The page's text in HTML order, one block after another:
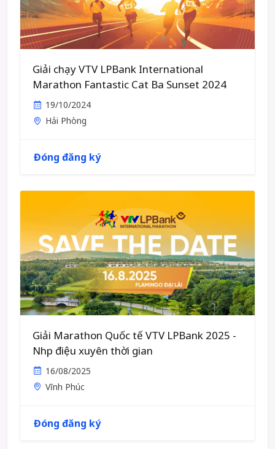
Giải chạy VTV LPBank International
Marathon Fantastic Cat Ba Sunset 2024
19/10/2024
Hải Phòng
Đóng đăng ký
Giải Marathon Quốc tế VTV LPBank 2025 -
Nhịp điệu xuyên thời gian
16/08/2025
Vĩnh Phúc
Đóng đăng ký